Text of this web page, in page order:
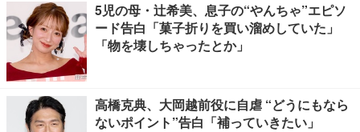
5児の母・辻希美、息子の“やんちゃ”エピソ
ード告白「菓子折りを買い溜めしていた」
「物を壊しちゃったとか」
高橋克典、大岡越前役に自虐 “どうにもなら
ないポイント”告白「補っていきたい」